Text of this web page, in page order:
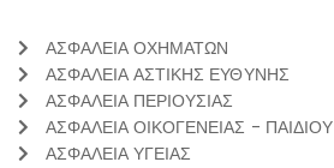
ΑΣΦΑΛΕΙΑ ΟΧΗΜΑΤΩΝ
ΑΣΦΑΛΕΙΑ ΑΣΤΙΚΗΣ ΕΥΘΥΝΗΣ
ΑΣΦΑΛΕΙΑ ΠΕΡΙΟΥΣΙΑΣ
ΑΣΦΑΛΕΙΑ ΟΙΚΟΓΕΝΕΙΑΣ - ΠΑΙΔΙΟΥ
ΑΣΦΑΛΕΙΑ ΥΓΕΙΑΣ